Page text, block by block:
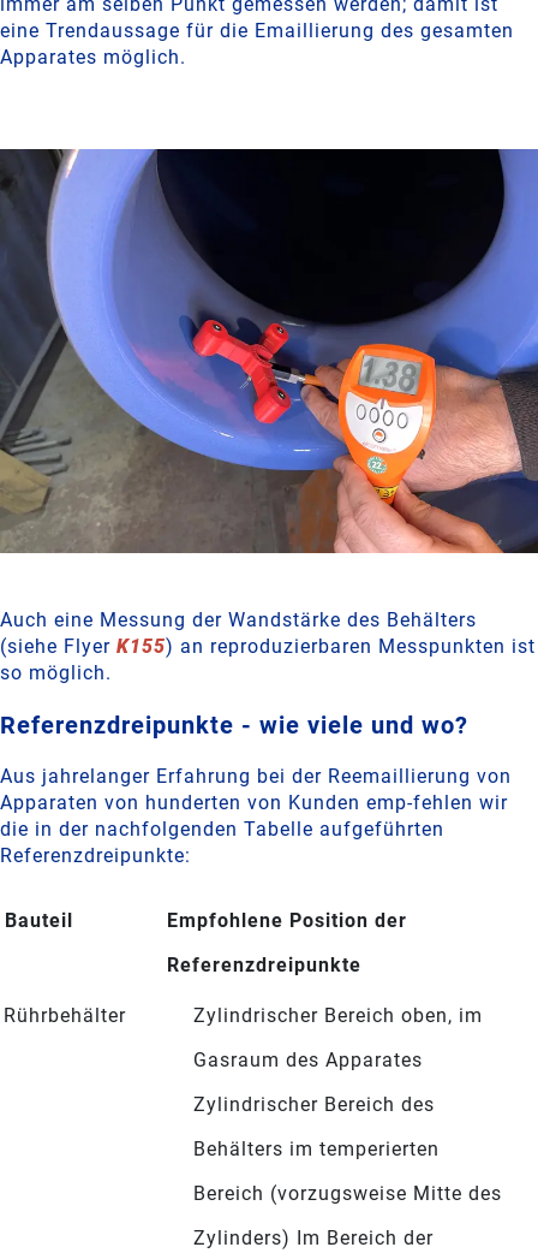
immer am selben Punkt gemessen werden; damit ist
eine Trendaussage für die Emaillierung des gesamten
Apparates möglich.
Auch eine Messung der Wandstärke des Behälters
(siehe Flyer K155) an reproduzierbaren Messpunkten ist
so möglich.
Referenzdreipunkte - wie viele und wo?
Aus jahrelanger Erfahrung bei der Reemaillierung von
Apparaten von hunderten von Kunden emp-fehlen wir
die in der nachfolgenden Tabelle aufgeführten
Referenzdreipunkte:
Bauteil
Empfohlene Position der
Referenzdreipunkte
Rührbehälter
Zylindrischer Bereich oben, im
Gasraum des Apparates
Zylindrischer Bereich des
Behälters im temperierten
Bereich (vorzugsweise Mitte des
Zylinders) Im Bereich der